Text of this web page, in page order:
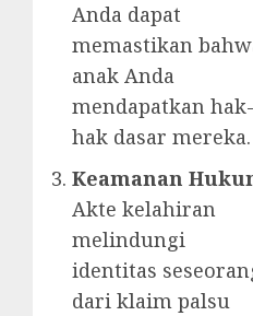
Anda dapat
memastikan
anak Anda
mendapatkan hak-
hak dasar mereka.
Keamanan
Akte kelahiran
melindungi
identitas
dari klaim palsu